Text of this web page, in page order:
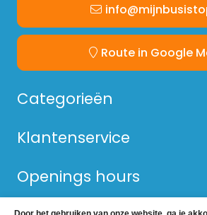
Route in Google
Categorieën
Klantenservice
Openings hours